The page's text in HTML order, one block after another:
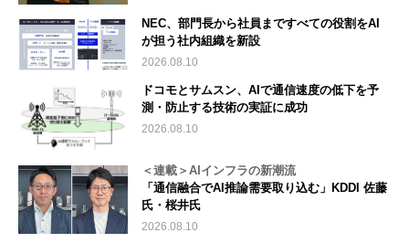
NEC、部門長から社員まですべての役割をAI
が担う社内組織を新設
2026.08.10
ドコモとサムスン、AIで通信速度の低下を予
測・防止する技術の実証に成功
2026.08.10
＜連載＞AIインフラの新潮流
「通信融合でAI推論需要取り込む」KDDI 佐藤
氏・桜井氏
2026.08.10